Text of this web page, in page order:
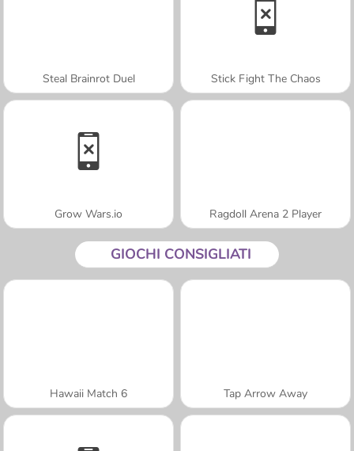
Steal Brainrot Duel Stick Fight The Chaos
Grow Wars.io Ragdoll Arena 2 Player
GIOCHI CONSIGLIATI
Hawaii Match 6 Tap Arrow Away